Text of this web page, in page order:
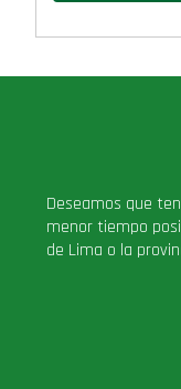
Deseamos que
menor tiempo
de Lima o la